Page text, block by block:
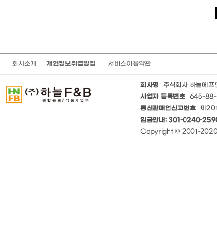
회사소개 개인정보취급방침 서비스이용약관
회사명 주식회사 하늘에프
사업자 등록번호 645-88-
통신판매업신고번호 제
입금안내: 301-0240-
Copyright © 2001-2020